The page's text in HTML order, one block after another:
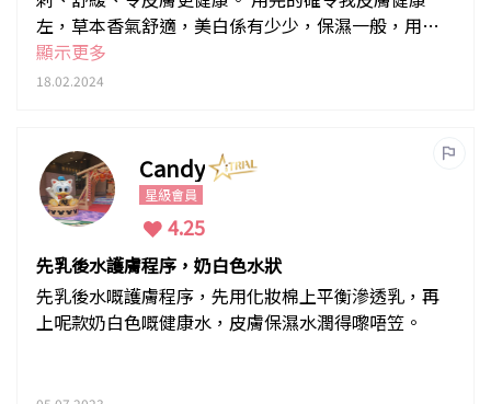
左，草本香氣舒適，美白係有少少，保濕一般，用完
顯示更多
18.02.2024
Candy
星級會員
4.25
先乳後水護膚程序，奶白色水狀
先乳後水嘅護膚程序，先用化妝棉上平衡滲透乳，再
上呢款奶白色嘅健康水，皮膚保濕水潤得嚟唔笠。